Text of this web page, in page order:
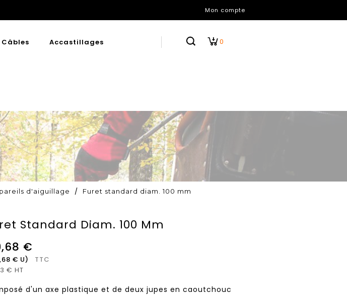
Mon compte
0
Accastillages
d'aiguillage Furet standard diam. 100 mm
Standard Diam. 100 Mm
€
€ U)
TTC
€ HT
d'un axe plastique et de deux jupes en caoutchouc